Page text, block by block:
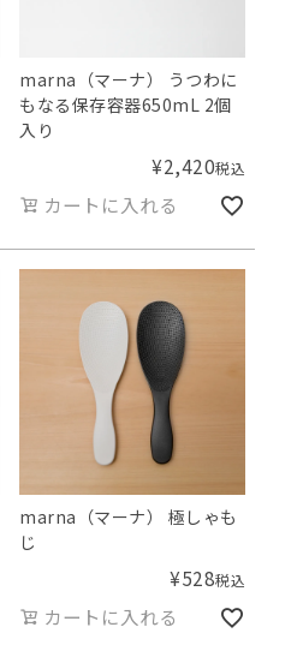
marna（マーナ） うつわに
もなる保存容器650mL 2個
入り
¥2,420税込
カートに入れる
marna（マーナ） 極しゃも
じ
¥528税込
カートに入れる